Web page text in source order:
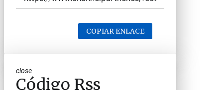
COPIAR ENLACE
close
Código Rss